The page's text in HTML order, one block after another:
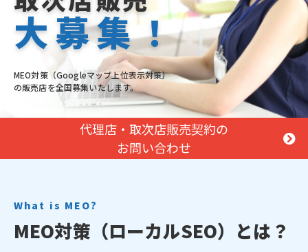
大募集！
MEO対策（Googleマップ上位表示対策）
の販売店を全国募集いたします。
代理店・取次店販売契約の
お問い合わせ
What is MEO?
MEO対策（ローカルSEO） とは？